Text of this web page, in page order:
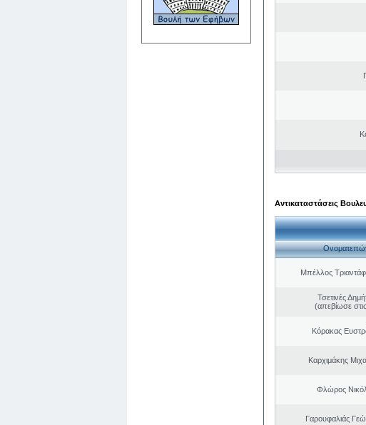
Αντικαταστάσεις
Μπέλλος
Τσετινές
(απεβίωσε
Κόρακας
Καρχιμάκης
Φλώρος
Γαρουφαλιάς